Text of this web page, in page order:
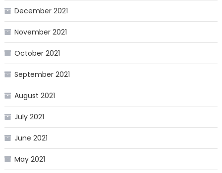
December 2021
November 2021
October 2021
September 2021
August 2021
July 2021
June 2021
May 2021